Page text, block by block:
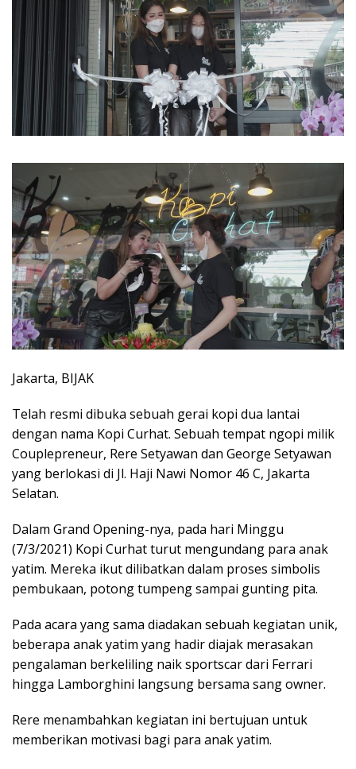
Jakarta, BIJAK
Telah resmi dibuka sebuah gerai kopi dua lantai
dengan nama Kopi Curhat. Sebuah tempat ngopi milik
Couplepreneur, Rere Setyawan dan George Setyawan
yang berlokasi di Jl. Haji Nawi Nomor 46 C, Jakarta
Selatan.
Dalam Grand Opening-nya, pada hari Minggu
(7/3/2021) Kopi Curhat turut mengundang para anak
yatim. Mereka ikut dilibatkan dalam proses simbolis
pembukaan, potong tumpeng sampai gunting pita.
Pada acara yang sama diadakan sebuah kegiatan unik,
beberapa anak yatim yang hadir diajak merasakan
pengalaman berkeliling naik sportscar dari Ferrari
hingga Lamborghini langsung bersama sang owner.
Rere menambahkan kegiatan ini bertujuan untuk
memberikan motivasi bagi para anak yatim.